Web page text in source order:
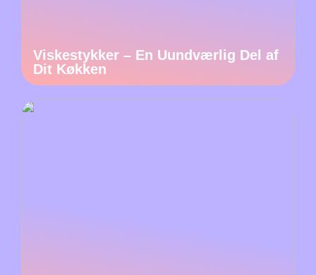
Viskestykker – En Uundværlig Del af
Dit Køkken